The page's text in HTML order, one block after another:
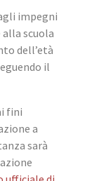
impegni
scuola
dell’età
il
fini
a
sarà